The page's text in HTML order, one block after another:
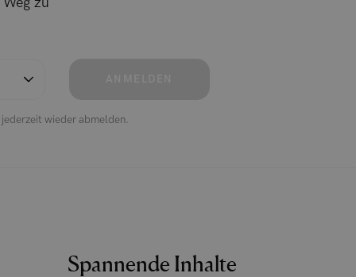
wieder abmelden.
Spannende Inhalte